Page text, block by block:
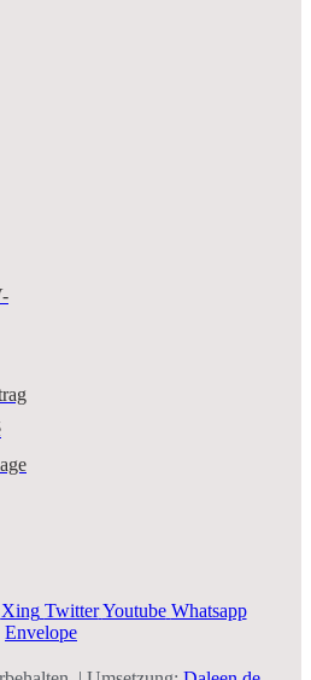
Xing Twitter Youtube Whatsapp
Envelope